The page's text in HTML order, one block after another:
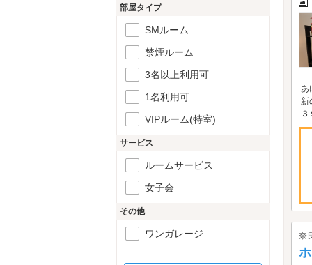
あ
新
奈
部屋タイプ
SMルーム
禁煙ルーム
3名以上利用可
1名利用可
VIPルーム(特室)
サービス
ルームサービス
女子会
その他
ワンガレージ